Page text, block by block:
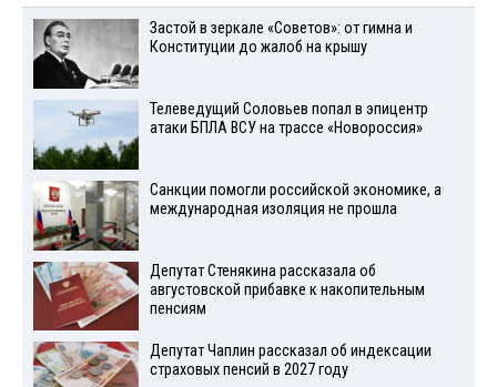
Застой в зеркале «Советов»: от гимна и
Конституции до жалоб на крышу
Телеведущий Соловьев попал в эпицентр
атаки БПЛА ВСУ на трассе «Новороссия»
Санкции помогли российской экономике, а
международная изоляция не прошла
Депутат Стенякина рассказала об
августовской прибавке к накопительным
пенсиям
Депутат Чаплин рассказал об индексации
страховых пенсий в 2027 году